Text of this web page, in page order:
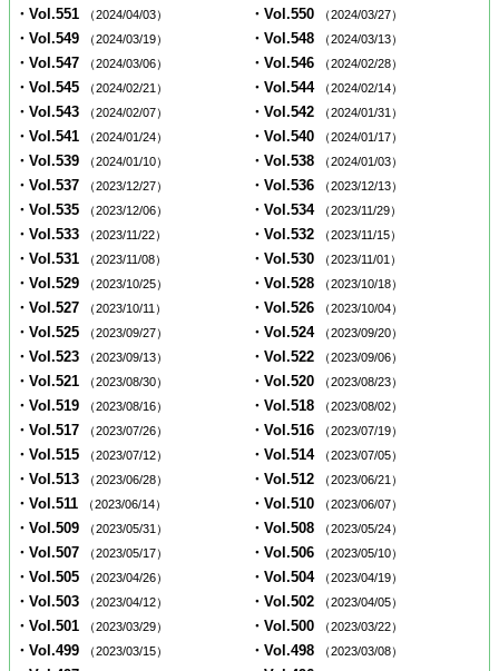
・Vol.551 （2024/04/03） ・Vol.550 （2024/03/27）
・Vol.549 （2024/03/19） ・Vol.548 （2024/03/13）
・Vol.547 （2024/03/06） ・Vol.546 （2024/02/28）
・Vol.545 （2024/02/21） ・Vol.544 （2024/02/14）
・Vol.543 （2024/02/07） ・Vol.542 （2024/01/31）
・Vol.541 （2024/01/24） ・Vol.540 （2024/01/17）
・Vol.539 （2024/01/10） ・Vol.538 （2024/01/03）
・Vol.537 （2023/12/27） ・Vol.536 （2023/12/13）
・Vol.535 （2023/12/06） ・Vol.534 （2023/11/29）
・Vol.533 （2023/11/22） ・Vol.532 （2023/11/15）
・Vol.531 （2023/11/08） ・Vol.530 （2023/11/01）
・Vol.529 （2023/10/25） ・Vol.528 （2023/10/18）
・Vol.527 （2023/10/11） ・Vol.526 （2023/10/04）
・Vol.525 （2023/09/27） ・Vol.524 （2023/09/20）
・Vol.523 （2023/09/13） ・Vol.522 （2023/09/06）
・Vol.521 （2023/08/30） ・Vol.520 （2023/08/23）
・Vol.519 （2023/08/16） ・Vol.518 （2023/08/02）
・Vol.517 （2023/07/26） ・Vol.516 （2023/07/19）
・Vol.515 （2023/07/12） ・Vol.514 （2023/07/05）
・Vol.513 （2023/06/28） ・Vol.512 （2023/06/21）
・Vol.511 （2023/06/14） ・Vol.510 （2023/06/07）
・Vol.509 （2023/05/31） ・Vol.508 （2023/05/24）
・Vol.507 （2023/05/17） ・Vol.506 （2023/05/10）
・Vol.505 （2023/04/26） ・Vol.504 （2023/04/19）
・Vol.503 （2023/04/12） ・Vol.502 （2023/04/05）
・Vol.501 （2023/03/29） ・Vol.500 （2023/03/22）
・Vol.499 （2023/03/15） ・Vol.498 （2023/03/08）